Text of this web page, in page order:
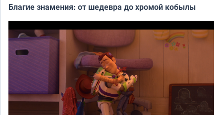
Благие знамения: от шедевра до хромой кобылы